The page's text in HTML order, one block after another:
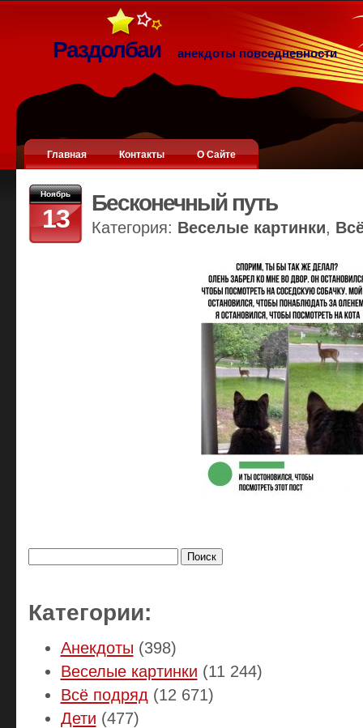
Раздолбаи анекдоты повседневности
Главная Контакты О Сайте
Ноябрь
13
Бесконечный путь
Категория: Веселые картинки,
Категории:
Анекдоты (398)
Веселые картинки (11 244)
Всё подряд (12 671)
Дети (477)